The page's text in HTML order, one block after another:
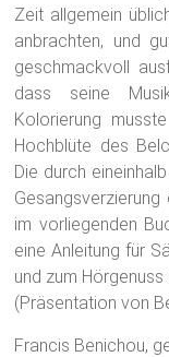
Zeit allgemein
anbrachten, und
geschmackvoll
dass seine
Kolorierung
Hochblüte des
Die durch
im vorliegenden
eine Anleitung für
und zum Hörgenuss
(Präsentation von
Francis Benichou,